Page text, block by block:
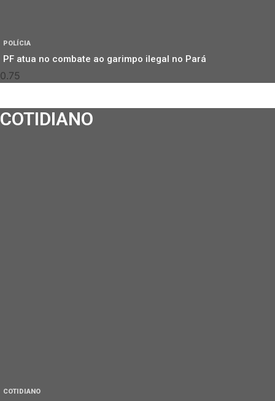
POLÍCIA
PF atua no combate ao garimpo ilegal no Pará
COTIDIANO
COTIDIANO